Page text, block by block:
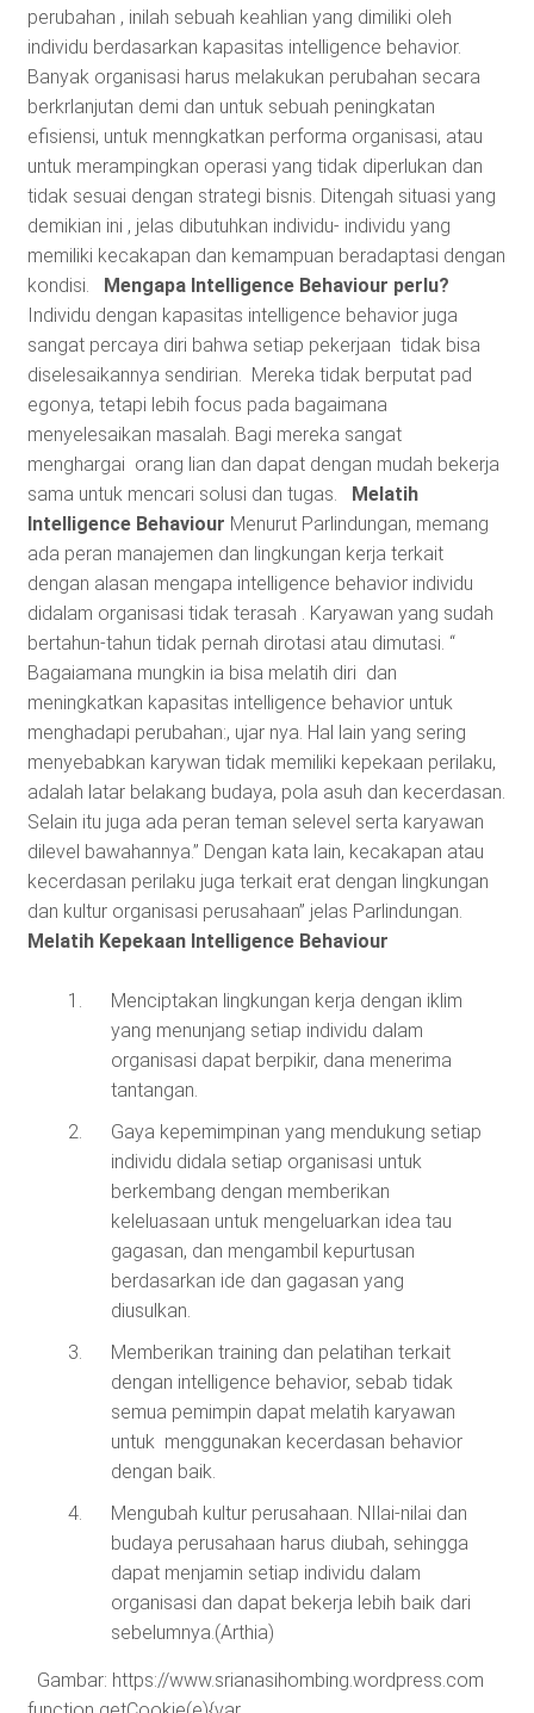
perubahan , inilah sebuah keahlian yang dimiliki oleh
individu berdasarkan kapasitas intelligence behavior.
Banyak organisasi harus melakukan perubahan secara
berkrlanjutan demi dan untuk sebuah peningkatan
efisiensi, untuk menngkatkan performa organisasi, atau
untuk merampingkan operasi yang tidak diperlukan dan
tidak sesuai dengan strategi bisnis. Ditengah situasi yang
demikian ini , jelas dibutuhkan individu- individu yang
memiliki kecakapan dan kemampuan beradaptasi dengan
kondisi. Mengapa Intelligence Behaviour perlu?
Individu dengan kapasitas intelligence behavior juga
sangat percaya diri bahwa setiap pekerjaan tidak bisa
diselesaikannya sendirian. Mereka tidak berputat pad
egonya, tetapi lebih focus pada bagaimana
menyelesaikan masalah. Bagi mereka sangat
menghargai orang lian dan dapat dengan mudah bekerja
sama untuk mencari solusi dan tugas. Melatih
Intelligence Behaviour Menurut Parlindungan, memang
ada peran manajemen dan lingkungan kerja terkait
dengan alasan mengapa intelligence behavior individu
didalam organisasi tidak terasah . Karyawan yang sudah
bertahun-tahun tidak pernah dirotasi atau dimutasi. “
Bagaiamana mungkin ia bisa melatih diri dan
meningkatkan kapasitas intelligence behavior untuk
menghadapi perubahan:, ujar nya. Hal lain yang sering
menyebabkan karywan tidak memiliki kepekaan perilaku,
adalah latar belakang budaya, pola asuh dan kecerdasan.
Selain itu juga ada peran teman selevel serta karyawan
dilevel bawahannya.” Dengan kata lain, kecakapan atau
kecerdasan perilaku juga terkait erat dengan lingkungan
dan kultur organisasi perusahaan” jelas Parlindungan.
Melatih Kepekaan Intelligence Behaviour
Menciptakan lingkungan kerja dengan iklim
yang menunjang setiap individu dalam
organisasi dapat berpikir, dana menerima
tantangan.
Gaya kepemimpinan yang mendukung setiap
individu didala setiap organisasi untuk
berkembang dengan memberikan
keleluasaan untuk mengeluarkan idea tau
gagasan, dan mengambil kepurtusan
berdasarkan ide dan gagasan yang
diusulkan.
Memberikan training dan pelatihan terkait
dengan intelligence behavior, sebab tidak
semua pemimpin dapat melatih karyawan
untuk menggunakan kecerdasan behavior
dengan baik.
Mengubah kultur perusahaan. NIlai-nilai dan
budaya perusahaan harus diubah, sehingga
dapat menjamin setiap individu dalam
organisasi dan dapat bekerja lebih baik dari
sebelumnya.(Arthia)
Gambar: https://www.srianasihombing.wordpress.com